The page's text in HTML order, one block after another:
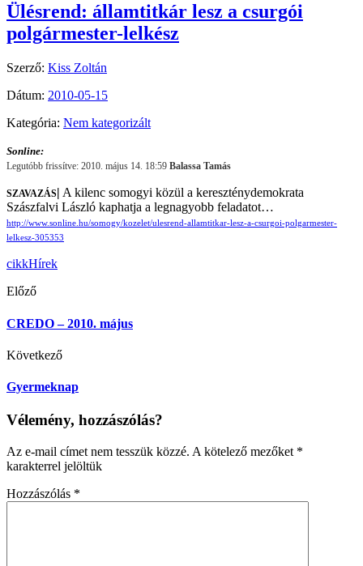
Ülésrend: államtitkár lesz a csurgói
polgármester-lelkész
Szerző: Kiss Zoltán
Dátum: 2010-05-15
Kategória: Nem kategorizált
Sonline:
Legutóbb frissítve: 2010. május 14. 18:59 Balassa Tamás
SZAVAZÁS| A kilenc somogyi közül a kereszténydemokrata
Szászfalvi László kaphatja a legnagyobb feladatot…
http://www.sonline.hu/somogy/kozelet/ulesrend-allamtitkar-lesz-a-csurgoi-polgarmester-
lelkesz-305353
cikkHírek
Előző
CREDO – 2010. május
Következő
Gyermeknap
Vélemény, hozzászólás?
Az e-mail címet nem tesszük közzé. A kötelező mezőket *
karakterrel jelöltük
Hozzászólás *